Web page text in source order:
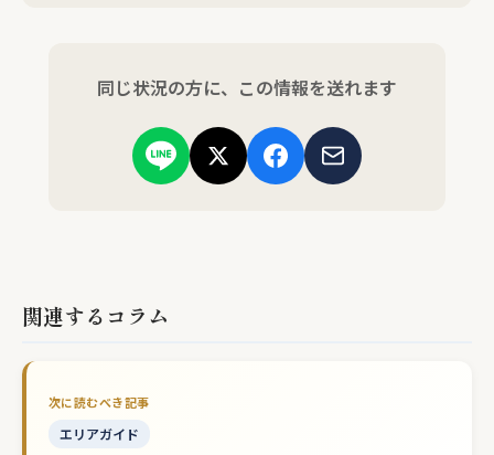
同じ状況の方に、この情報を送れます
関連するコラム
エリアガイド